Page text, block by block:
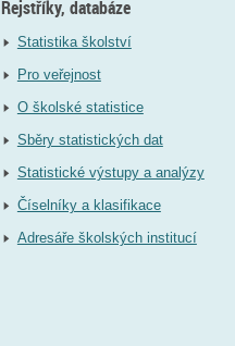
Rejstříky, databáze
Statistika školství
Pro veřejnost
O školské statistice
Sběry statistických dat
Statistické výstupy a analýzy
Číselníky a klasifikace
Adresáře školských institucí